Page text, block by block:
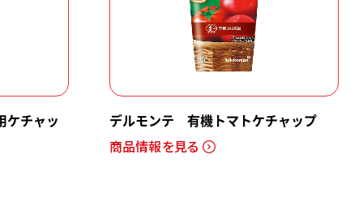
チャッ
デルモンテ 有機トマトケチャップ
商品情報を見る